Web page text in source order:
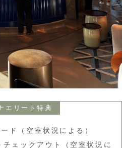
エリート特典
ド（空室状況による）
ェックアウト（空室状況に